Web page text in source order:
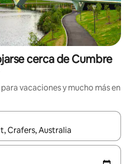
cerca de Cumbre
vacaciones y mucho más en
disponibles, navegá con las